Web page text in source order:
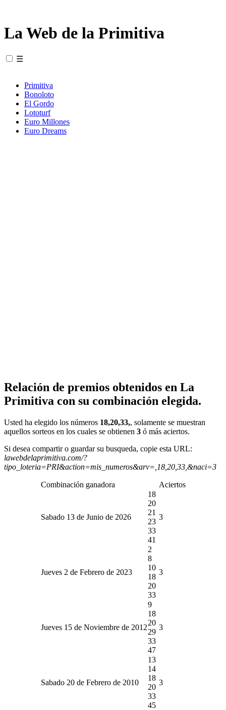
La Web de la Primitiva
☰
Primitiva
Bonoloto
El Gordo
Lototurf
Euro Millones
Euro Dreams
Relación de premios obtenidos en La
Primitiva con su combinación elegida.
Usted ha elegido los números 18,20,33,, solamente se muestran
aquellos sorteos en los cuales se obtienen 3 ó más aciertos.
Si desea compartir o guardar su busqueda, copie esta URL:
lawebdelaprimitiva.com/?
tipo_loteria=PRI&action=mis_numeros&arv=,18,20,33,&naci=3
Combinación ganadora Aciertos
Sabado 13 de Junio de 2026
18
20
21
23
33
41
3
Jueves 2 de Febrero de 2023
2
8
10
18
20
33
3
Jueves 15 de Noviembre de 2012
9
18
20
29
33
47
3
Sabado 20 de Febrero de 2010
13
14
18
20
33
45
3